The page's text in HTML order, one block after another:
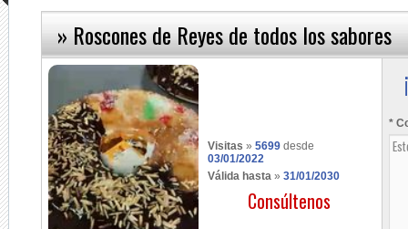
» Roscones de Reyes de todos los sabores
Visitas » 5699 desde
03/01/2022
Válida hasta » 31/01/2030
Consúltenos
*